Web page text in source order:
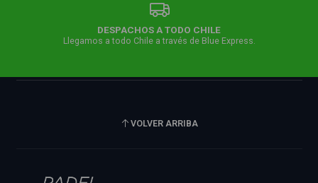
DESPACHOS A TODO CHILE
Llegamos a todo Chile a través de Blue Express.
VOLVER ARRIBA